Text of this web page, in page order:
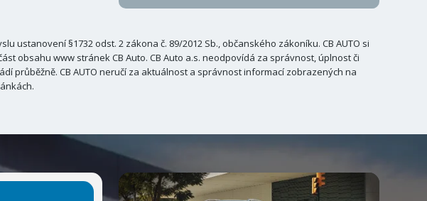
§1732 odst. 2 zákona č. 89/2012 Sb., občanského zákoníku. CB AUTO si
obsahu www stránek CB Auto. CB Auto a.s. neodpovídá za správnost, úplnost či
průběžně. CB AUTO neručí za aktuálnost a správnost informací zobrazených na